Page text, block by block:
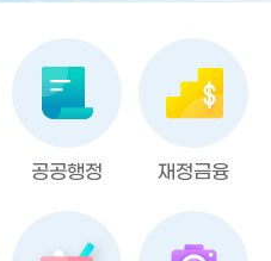
공공행정 재정금융